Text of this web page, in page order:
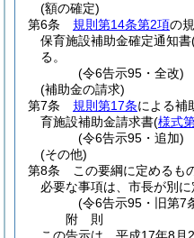
(額の確定)
第6条
規則第14条第2項の
保育施設補助金確定通知書
る。
(令6告示95・全改)
(補助金の請求)
第7条
規則第17条による補
育施設補助金請求書(様式
(令6告示95・追加)
(その他)
第8条
この要綱に定めるも
必要な事項は、市長が別に
(令6告示95・旧第7
附 則